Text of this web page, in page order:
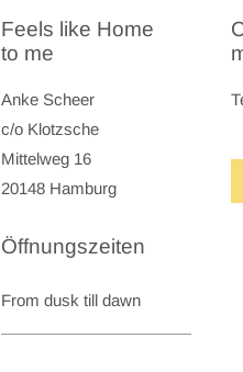
Feels like Home
to me
Anke Scheer
c/o Klotzsche
Mittelweg 16
20148 Hamburg
Öffnungszeiten
From dusk till dawn